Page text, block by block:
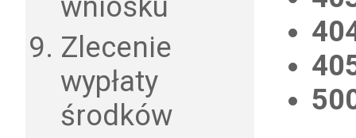
Zlecenie
wypłaty
środków